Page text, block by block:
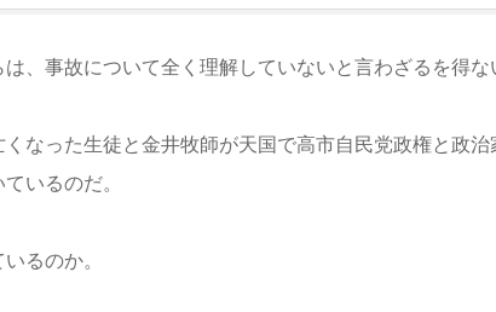
、事故について全く理解していないと言わざるを得な
なった生徒と金井牧師が天国で高市自民党政権と政治
いるのだ。
るのか。